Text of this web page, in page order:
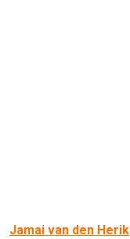
Jamai van den Herik